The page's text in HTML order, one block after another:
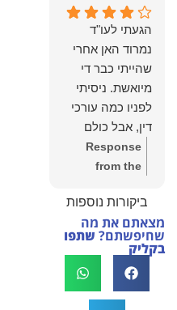
ונוטריון
שמחנו מאוד
לשמוע שהייעוץ
עזר לך ושהיית
מרוצה.
מבחינתנו הוגנות
ומקצועיות הן
מעל הכל. נשמח
תמיד לעמוד
לרשותך בהמשך
הגעתי לעו"ד
נמרוד האן אחרי
שהייתי כבר די
מיואשת. ניסיתי
לפניו כמה עורכי
דין, אבל כולם
נרתעו כי היה
מדובר בנושא
וסירבו לקחת
אותו.לאחר
שסיפרתי בקצרה
המקרה, הוא
החליט לייצג אותי
Response
from the
רבה על המילים
החמות ועל
האמון. שמחנו
לעמוד לצידך,
במיוחד בתיק לא
פשוט, ומאחלים
ביקורות נוספות
מצאתם את מה
שחיפשתם? שתפו
בקליק